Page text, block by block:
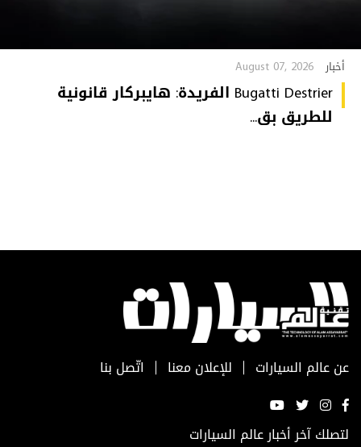
أخبار August 07, 2026
Bugatti Destrier الفريدة: هايبركار قانونية
للطريق بق...
عن عالم السيارات للإعلان معنا اتّصل بنا
لتصلك آخر أخبار عالم السيارات